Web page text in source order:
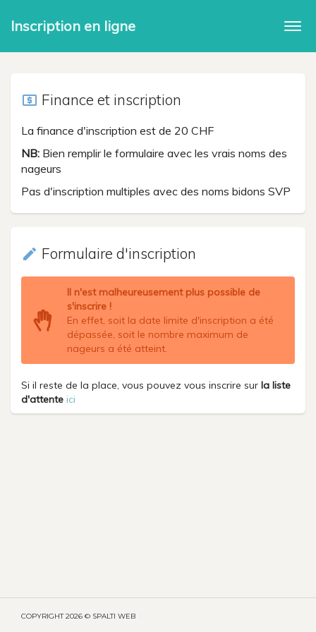
Inscription en ligne
local_atm Finance et inscription
La finance d'inscription est de 20 CHF
NB: Bien remplir le formulaire avec les vrais noms des
nageurs
Pas d'inscription multiples avec des noms bidons SVP
create Formulaire d'inscription
Il n'est malheureusement plus possible de
s'inscrire !
En effet, soit la date limite d'inscription a été
dépassée, soit le nombre maximum de
nageurs a été atteint.
Si il reste de la place, vous pouvez vous inscrire sur la liste
d'attente ici
COPYRIGHT2026 © SPALTI WEB